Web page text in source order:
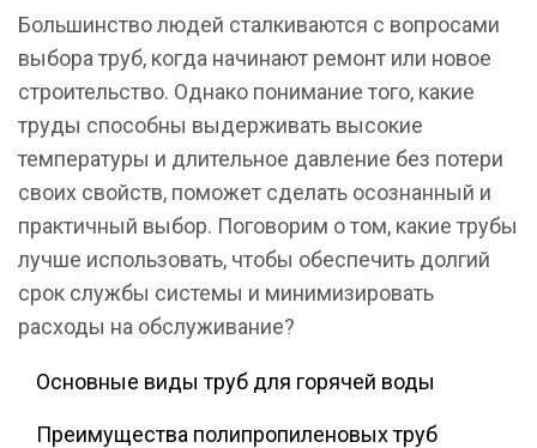
Большинство людей сталкиваются с вопросами
выбора труб, когда начинают ремонт или новое
строительство. Однако понимание того, какие
труды способны выдерживать высокие
температуры и длительное давление без потери
своих свойств, поможет сделать осознанный и
практичный выбор. Поговорим о том, какие трубы
лучше использовать, чтобы обеспечить долгий
срок службы системы и минимизировать
расходы на обслуживание?
Основные виды труб для горячей воды
Преимущества полипропиленовых труб